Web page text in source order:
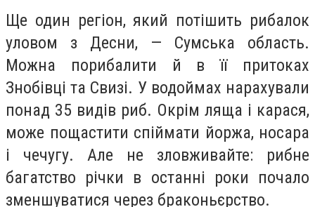
Ще один регіон, який потішить рибалок
уловом з Десни, — Сумська область.
Можна порибалити й в її притоках
Знобівці та Свизі. У водоймах нарахували
понад 35 видів риб. Окрім ляща і карася,
може пощастити спіймати йоржа, носара
і чечугу. Але не зловживайте: рибне
багатство річки в останні роки почало
зменшуватися через браконьєрство.